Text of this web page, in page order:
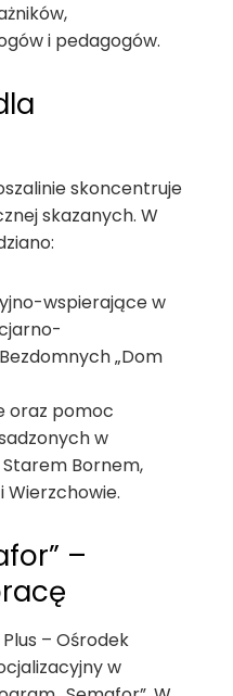
i pedagogów.
skoncentruje
skazanych. W
wspierające w
„Dom
oraz pomoc
w
Bornem,
Wierzchowie.
–
– Ośrodek
w